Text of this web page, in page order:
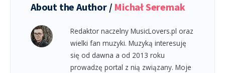
About the Author / Michał Seremak
Redaktor naczelny MusicLovers.pl oraz
wielki fan muzyki. Muzyką interesuję
się od dawna a od 2013 roku
prowadzę portal z nią związany. Moje